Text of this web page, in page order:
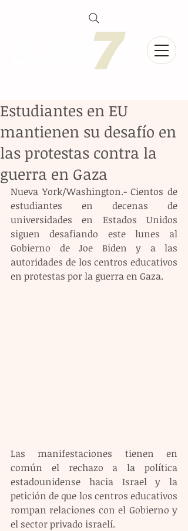
Estudiantes en EU
mantienen su desafío en
las protestas contra la
guerra en Gaza
Nueva York/Washington.- Cientos de
estudiantes en decenas de
universidades en Estados Unidos
siguen desafiando este lunes al
Gobierno de Joe Biden y a las
autoridades de los centros educativos
en protestas por la guerra en Gaza.
Las manifestaciones tienen en
común el rechazo a la política
estadounidense hacia Israel y la
petición de que los centros educativos
rompan relaciones con el Gobierno y
el sector privado israelí.